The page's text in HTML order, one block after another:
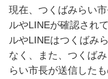
現在、つくばみらい
ルやLINEが確認され
ルやLINEはつくばみ
なく、また、つくば
らい市長が送信した